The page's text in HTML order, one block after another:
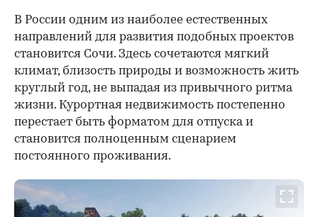
В России одним из наиболее естественных
направлений для развития подобных проектов
становится Сочи. Здесь сочетаются мягкий
климат, близость природы и возможность жить
круглый год, не выпадая из привычного ритма
жизни. Курортная недвижимость постепенно
перестает быть форматом для отпуска и
становится полноценным сценарием
постоянного проживания.